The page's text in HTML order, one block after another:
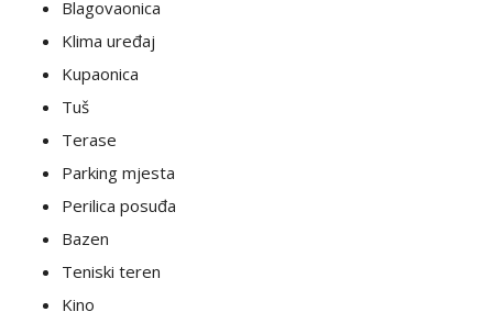
Blagovaonica
Klima uređaj
Kupaonica
Tuš
Terase
Parking mjesta
Perilica posuđa
Bazen
Teniski teren
Kino